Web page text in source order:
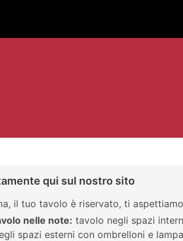
qui sul nostro sito
il tuo tavolo è riservato, ti
nelle note: tavolo negli spazi
spazi esterni con ombrelloni e